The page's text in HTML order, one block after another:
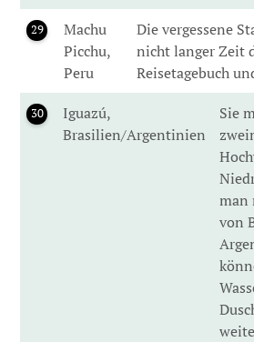
29
Machu
Picchu,
Peru
Die vergessene
nicht langer Zeit
Reisetagebuch
30
Iguazú,
Brasilien/Argentinien
Sie
man
von